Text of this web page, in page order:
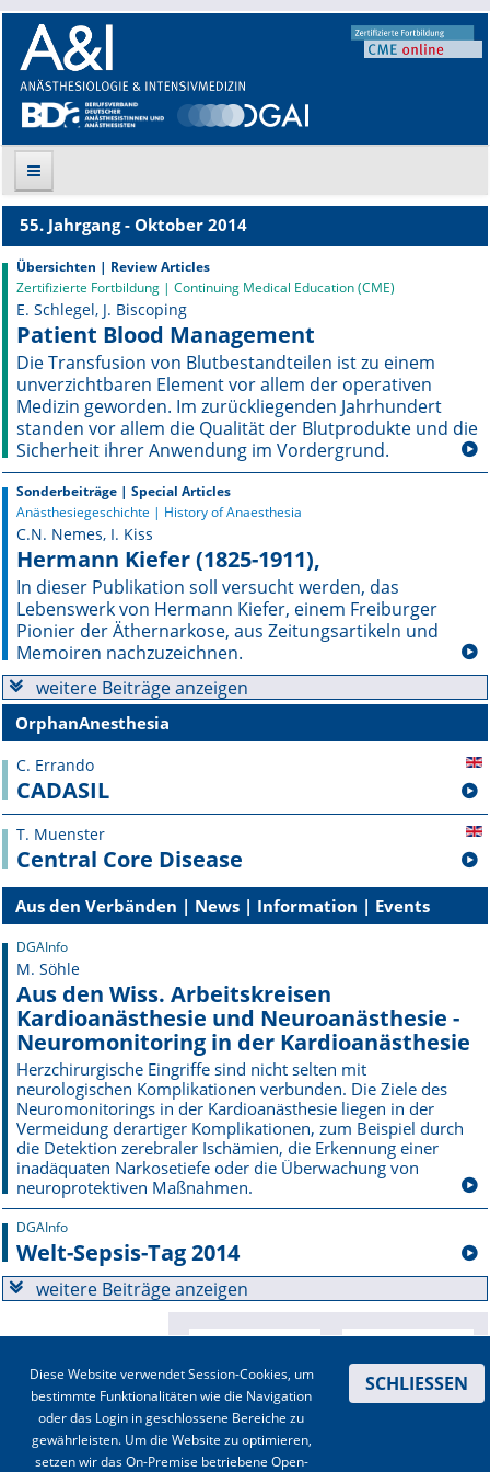
Suche
Aktuelle Ausgabe
Leitlinien
Archiv
Supplements
Supplements OrphanAnesthesia
Online First
A&I English
Mediadaten
Autoren-Service
Bestell-Service
Stellenmarkt
Kongresskalender
55. Jahrgang - Oktober 2014
Übersichten | Review Articles
Zertifizierte Fortbildung | Continuing Medical Education (CME)
E. Schlegel, J. Biscoping
Patient Blood Management
Die Transfusion von Blutbestandteilen ist zu einem
unverzichtbaren Element vor allem der operativen
Medizin ge­worden. Im zurückliegenden Jahrhundert
standen vor allem die Qualität der Blutprodukte und die
Sicherheit ihrer Anwendung im Vordergrund.
Sonderbeiträge | Special Articles
Anästhesiegeschichte | History of Anaesthesia
C.N. Nemes, I. Kiss
Hermann Kiefer (1825-1911),
In dieser Publikation soll versucht werden, das
Lebenswerk von Hermann Kiefer, einem Freiburger
Pionier der Äthernarkose, aus Zeitungsartikeln und
Memoiren nachzuzeichnen.
weitere Beiträge anzeigen
OrphanAnesthesia
C. Errando
CADASIL
T. Muenster
Central Core Disease
Aus den Verbänden | News | Information | Events
DGAInfo
M. Söhle
Aus den Wiss. Arbeitskreisen
Kardioanästhesie und Neuroanästhesie -
Neuromonitoring in der Kardioanästhesie
Herzchirurgische Eingriffe sind nicht selten mit
neurologischen Komplikationen verbunden. Die Ziele des
Neuromonitorings in der Kardioanästhesie liegen in der
Vermeidung derartiger Komplikationen, zum Beispiel durch
die Detektion zerebraler Ischämien, die Erkennung einer
inadäquaten Narkosetiefe oder die Überwachung von
neuroprotektiven Maßnahmen.
DGAInfo
Welt-Sepsis-Tag 2014
weitere Beiträge anzeigen
Diese Website verwendet Session-Cookies, um
bestimmte Funktionalitäten wie die Navigation
oder das Login in geschlossene Bereiche zu
gewährleisten. Um die Website zu optimieren,
setzen wir das On-Premise betriebene Open-
SCHLIESSEN